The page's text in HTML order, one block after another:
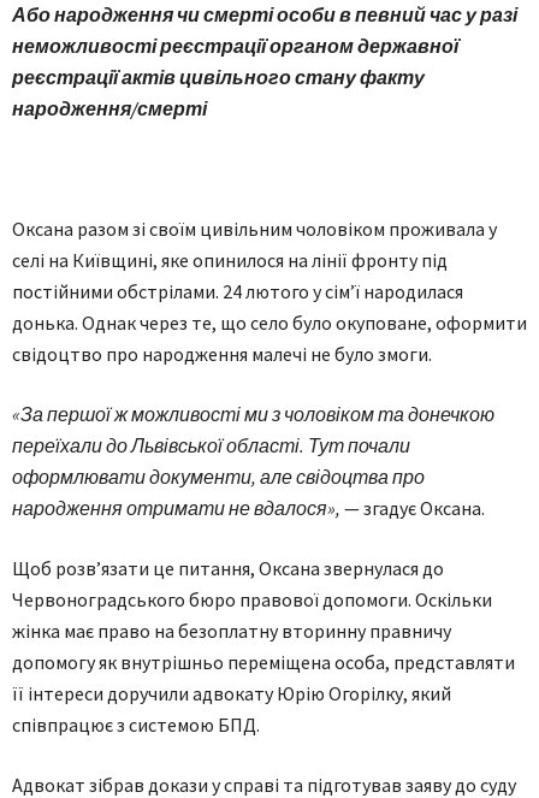
Або народження чи смерті особи в певний час у разі
неможливості реєстрації органом державної
реєстрації актів цивільного стану факту
народження/смерті
Оксана разом зі своїм цивільним чоловіком проживала у
селі на Київщині, яке опинилося на лінії фронту під
постійними обстрілами. 24 лютого у сім’ї народилася
донька. Однак через те, що село було окуповане, оформити
свідоцтво про народження малечі не було змоги.
«За першої ж можливості ми з чоловіком та донечкою
переїхали до Львівської області. Тут почали
оформлювати документи, але свідоцтва про
народження отримати не вдалося», — згадує Оксана.
Щоб розв’язати це питання, Оксана звернулася до
Червоноградського бюро правової допомоги. Оскільки
жінка має право на безоплатну вторинну правничу
допомогу як внутрішньо переміщена особа, представляти
її інтереси доручили адвокату Юрію Огорілку, який
співпрацює з системою БПД.
Адвокат зібрав докази у справі та підготував заяву до суду